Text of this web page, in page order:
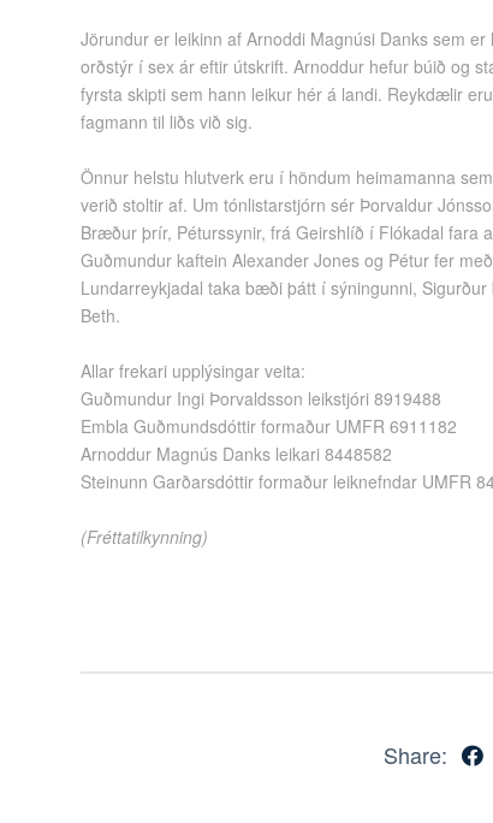
Jörundur er leikinn af Arnoddi Magnúsi Danks sem
orðstýr í sex ár eftir útskrift. Arnoddur hefur búið og
fyrsta skipti sem hann leikur hér á landi. Reykdælir
fagmann til liðs við sig.
Önnur helstu hlutverk eru í höndum heimamanna
verið stoltir af. Um tónlistarstjórn sér Þorvaldur
Bræður þrír, Péturssynir, frá Geirshlíð í Flókadal fara
Guðmundur kaftein Alexander Jones og Pétur fer
Lundarreykjadal taka bæði þátt í sýningunni,
Beth.
Allar frekari upplýsingar veita:
Guðmundur Ingi Þorvaldsson leikstjóri 8919488
Embla Guðmundsdóttir formaður UMFR 6911182
Arnoddur Magnús Danks leikari 8448582
Steinunn Garðarsdóttir formaður leiknefndar UMFR
(Fréttatilkynning)
Share: